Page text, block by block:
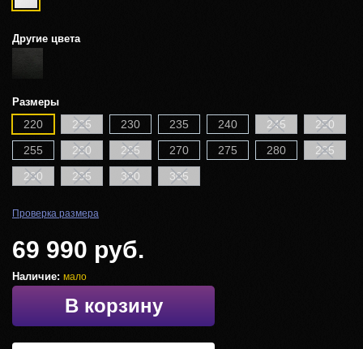
Другие цвета
Размеры
220 225 230 235 240 245
250
255
260 265 270 275 280
285
290
295 300 305
Проверка размера
69 990 руб.
Наличие: мало
В корзину